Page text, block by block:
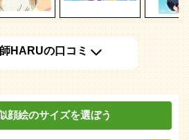
HARUの口コミ
顔絵のサイズを選ぼう